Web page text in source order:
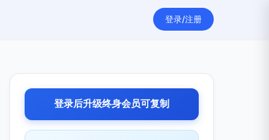
登录/注册
登录后升级终身会员可复制